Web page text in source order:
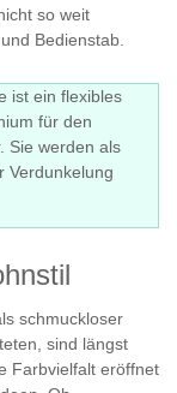
so weit
Bedienstab.
ist ein flexibles
für den
Sie werden als
Verdunkelung
schmuckloser
sind längst
Farbvielfalt eröffnet